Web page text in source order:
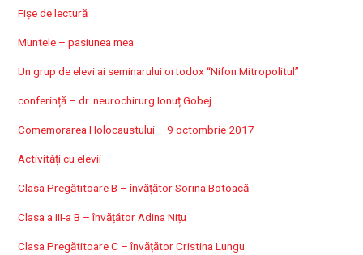
Fișe de lectură
Muntele – pasiunea mea
Un grup de elevi ai seminarului ortodox “Nifon Mitropolitul”
conferință – dr. neurochirurg Ionuț Gobej
Comemorarea Holocaustului – 9 octombrie 2017
Activități cu elevii
Clasa Pregătitoare B – învățător Sorina Botoacă
Clasa a III-a B – învățător Adina Nițu
Clasa Pregătitoare C – învățător Cristina Lungu